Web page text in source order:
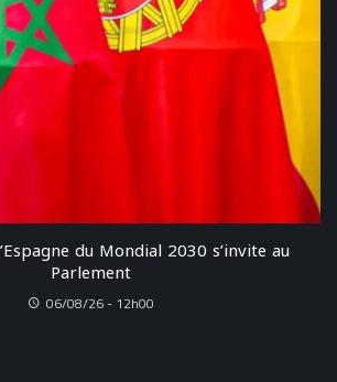
du Mondial 2030 s’invite au
Parlement
06/08/26 - 12h00